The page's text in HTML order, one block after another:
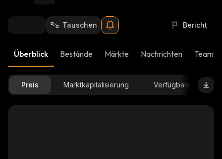
Tauschen Bericht
Überblick Bestände Märkte Nachrichten Team-
Preis Marktkapitalisierung Verfügbare Menge